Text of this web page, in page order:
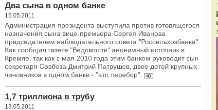
Два сына в одном банке
15.05.2011
Администрация президента выступила против готовящегося
назначения сына вице-премьера Сергея Иванова
председателем наблюдательного совета "Россельхозбанка".
Как сообщил газете "Ведомости" анонимный источник в
Кремле, так как с мая 2010 года этим банком руководит сын
секретаря Совбеза Дмитрий Патрушев, двое детей крупных
чиновников в одном банке - "это перебор".
1,7 триллиона в трубу
13.05.2011